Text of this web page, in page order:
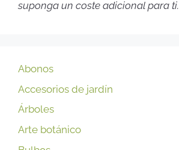
suponga un coste adicional para ti.
Abonos
Accesorios de jardín
Árboles
Arte botánico